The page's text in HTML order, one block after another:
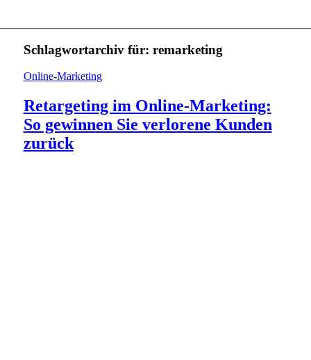
Schlagwortarchiv für: remarketing
Online-Marketing
Retargeting im Online-Marketing:
So gewinnen Sie verlorene Kunden
zurück